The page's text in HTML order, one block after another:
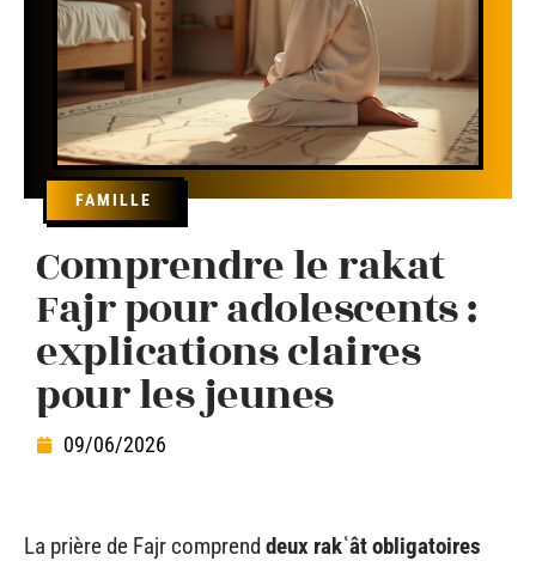
FAMILLE
Comprendre le rakat
Fajr pour adolescents :
explications claires
pour les jeunes
09/06/2026
La prière de Fajr comprenddeux rakʿât obligatoires